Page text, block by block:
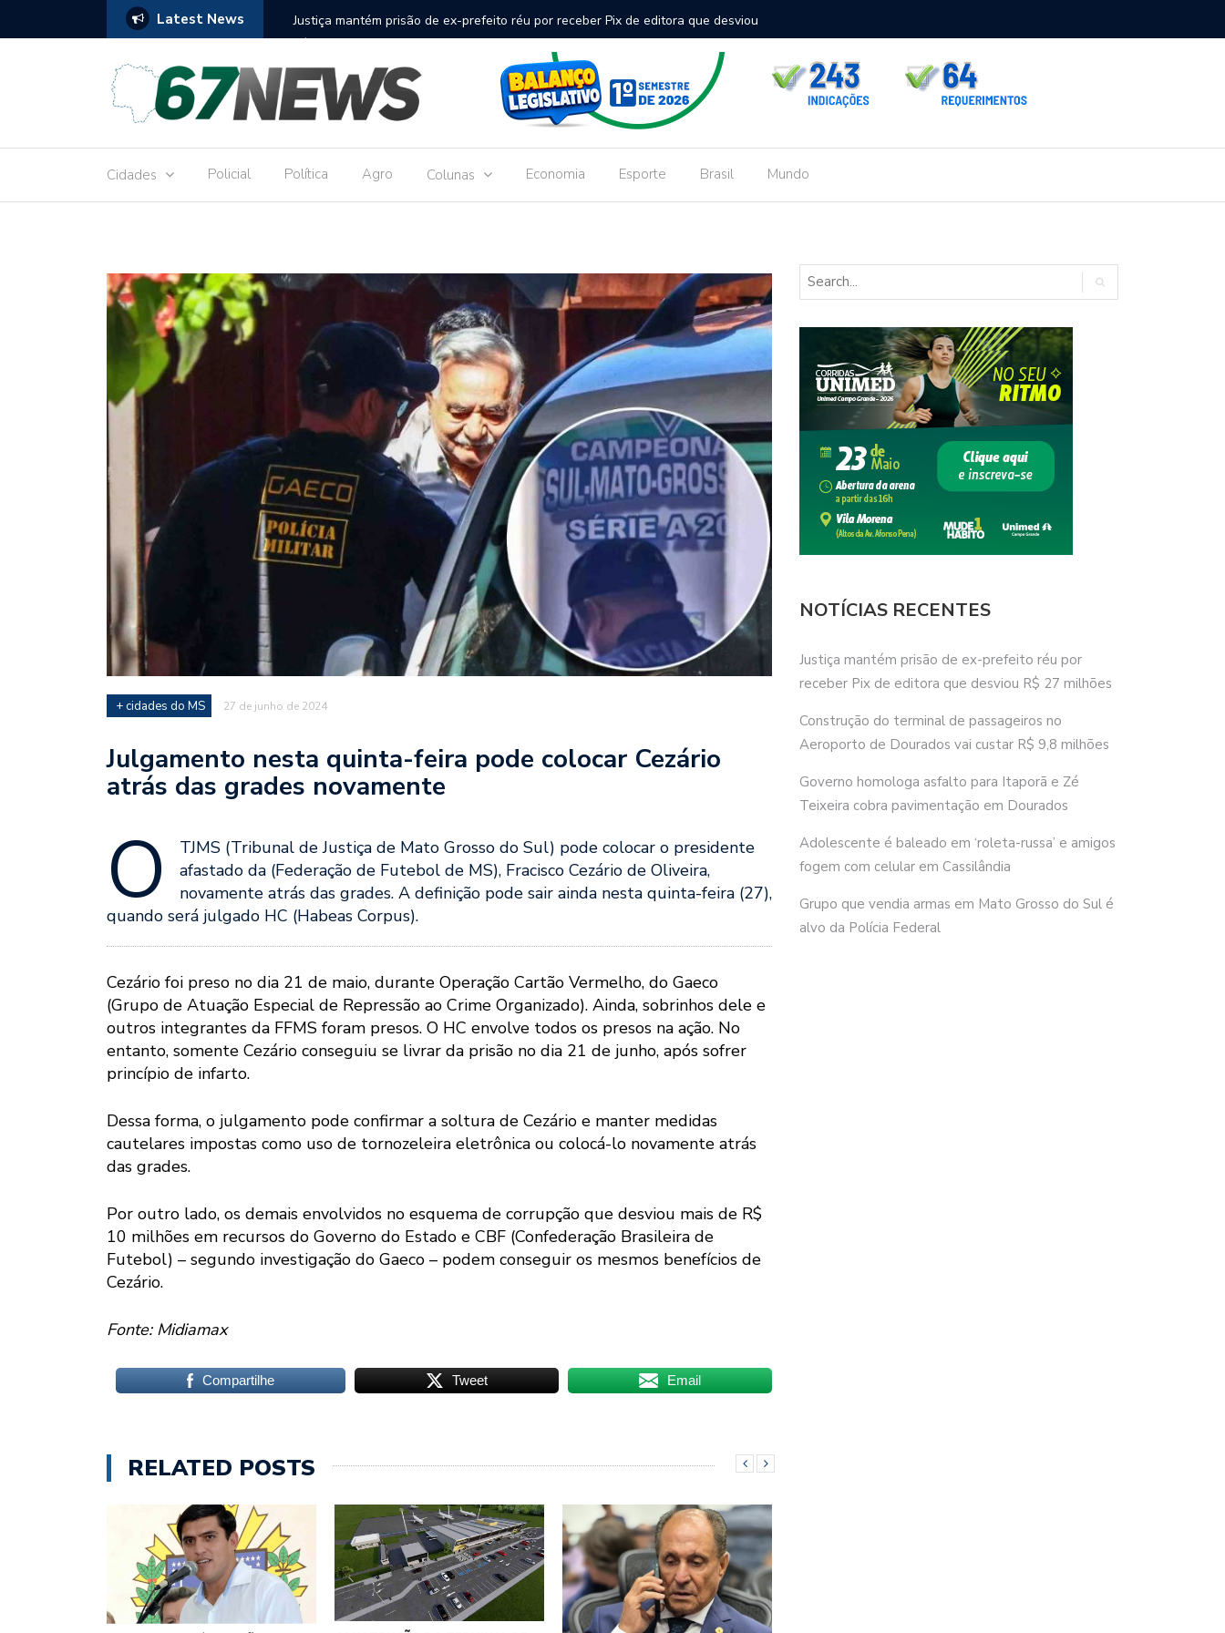
Latest News
réu por receber Pix de editora que desviou
Construção do terminal de passageiros no Aeroporto de Dourados vai custar R$
9,8 milhões
Dourados
Cidades Policial Política Agro Colunas Economia Esporte Brasil Mundo
+ cidades do MS 27 de junho de 2024
Julgamento nesta quinta-feira pode colocar Cezário
atrás das grades novamente
O
TJMS (Tribunal de Justiça de Mato Grosso do Sul) pode colocar o presidente
afastado da (Federação de Futebol de MS), Fracisco Cezário de Oliveira,
novamente atrás das grades. A definição pode sair ainda nesta quinta-feira (27),
quando será julgado HC (Habeas Corpus).
Cezário foi preso no dia 21 de maio, durante Operação Cartão Vermelho, do Gaeco
(Grupo de Atuação Especial de Repressão ao Crime Organizado). Ainda, sobrinhos dele e
outros integrantes da FFMS foram presos. O HC envolve todos os presos na ação. No
entanto, somente Cezário conseguiu se livrar da prisão no dia 21 de junho, após sofrer
princípio de infarto.
Dessa forma, o julgamento pode confirmar a soltura de Cezário e manter medidas
cautelares impostas como uso de tornozeleira eletrônica ou colocá-lo novamente atrás
das grades.
Por outro lado, os demais envolvidos no esquema de corrupção que desviou mais de R$
10 milhões em recursos do Governo do Estado e CBF (Confederação Brasileira de
Futebol) – segundo investigação do Gaeco – podem conseguir os mesmos benefícios de
Cezário.
Fonte: Midiamax
Compartilhe Tweet Email
RELATED POSTS
NOTÍCIAS RECENTES
Justiça mantém prisão de ex-prefeito réu por
receber Pix de editora que desviou R$ 27 milhões
Construção do terminal de passageiros no
Aeroporto de Dourados vai custar R$ 9,8 milhões
Governo homologa asfalto para Itaporã e Zé
Teixeira cobra pavimentação em Dourados
Adolescente é baleado em ‘roleta-russa’ e amigos
fogem com celular em Cassilândia
Grupo que vendia armas em Mato Grosso do Sul é
alvo da Polícia Federal